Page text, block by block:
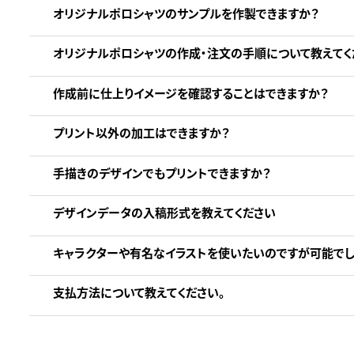
オリジナルポロシャツのサンプルを作製できますか？
オリジナルポロシャツの作成・注文の手順について教えてく
作成前に仕上りイメージを確認することはできますか？
プリント以外の加工はできますか？
手描きのデザインでもプリントできますか？
デザインデータの入稿形式を教えてください
キャラクターや有名なイラストを使いたいのですが可能でし
支払方法について教えてください。